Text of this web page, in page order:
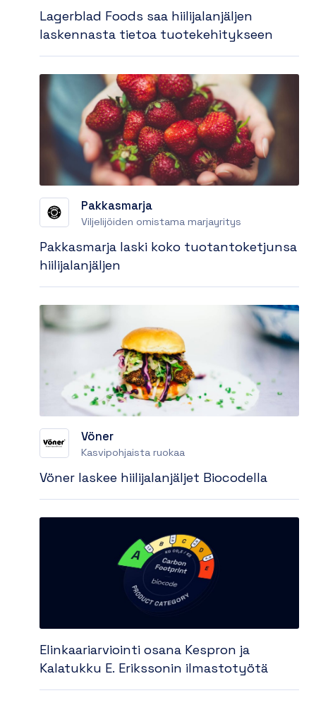
Lagerblad Foods saa hiilijalanjäljen
laskennasta tietoa tuotekehitykseen
Pakkasmarja
Viljelijöiden omistama marjayritys
Pakkasmarja laski koko tuotantoketjunsa
hiilijalanjäljen
Vöner
Kasvipohjaista ruokaa
Vöner laskee hiilijalanjäljet Biocodella
Elinkaariarviointi osana Kespron ja
Kalatukku E. Erikssonin ilmastotyötä